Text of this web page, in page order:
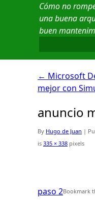
Cómo no
una buena
buen
← Microsoft
mejor con
anuncio
By Hugo de Juan |
is 335 × 338 pixels
paso 2Bookmark